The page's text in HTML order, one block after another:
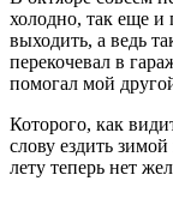
холодно, так еще и
выходить, а ведь
перекочевал в
помогал мой
Которого, как
слову ездить
лету теперь нет